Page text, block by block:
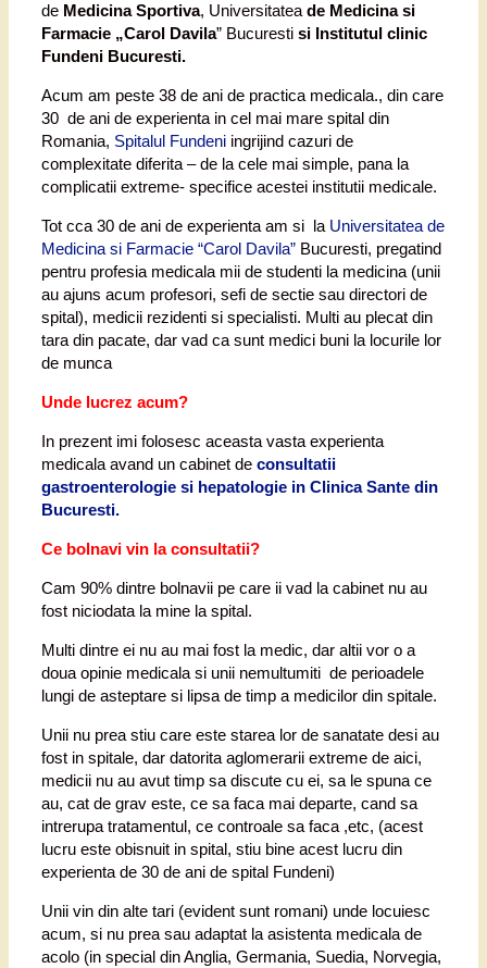
de Medicina Sportiva, Universitatea de Medicina si
Farmacie „Carol Davila” Bucuresti si Institutul clinic
Fundeni Bucuresti.
Acum am peste 38 de ani de practica medicala., din care
30 de ani de experienta in cel mai mare spital din
Romania, Spitalul Fundeni ingrijind cazuri de
complexitate diferita – de la cele mai simple, pana la
complicatii extreme- specifice acestei institutii medicale.
Tot cca 30 de ani de experienta am si la Universitatea de
Medicina si Farmacie “Carol Davila” Bucuresti, pregatind
pentru profesia medicala mii de studenti la medicina (unii
au ajuns acum profesori, sefi de sectie sau directori de
spital), medicii rezidenti si specialisti. Multi au plecat din
tara din pacate, dar vad ca sunt medici buni la locurile lor
de munca
Unde lucrez acum?
In prezent imi folosesc aceasta vasta experienta
medicala avand un cabinet de consultatii
gastroenterologie si hepatologie in Clinica Sante din
Bucuresti.
Ce bolnavi vin la consultatii?
Cam 90% dintre bolnavii pe care ii vad la cabinet nu au
fost niciodata la mine la spital.
Multi dintre ei nu au mai fost la medic, dar altii vor o a
doua opinie medicala si unii nemultumiti de perioadele
lungi de asteptare si lipsa de timp a medicilor din spitale.
Unii nu prea stiu care este starea lor de sanatate desi au
fost in spitale, dar datorita aglomerarii extreme de aici,
medicii nu au avut timp sa discute cu ei, sa le spuna ce
au, cat de grav este, ce sa faca mai departe, cand sa
intrerupa tratamentul, ce controale sa faca ,etc, (acest
lucru este obisnuit in spital, stiu bine acest lucru din
experienta de 30 de ani de spital Fundeni)
Unii vin din alte tari (evident sunt romani) unde locuiesc
acum, si nu prea sau adaptat la asistenta medicala de
acolo (in special din Anglia, Germania, Suedia, Norvegia,